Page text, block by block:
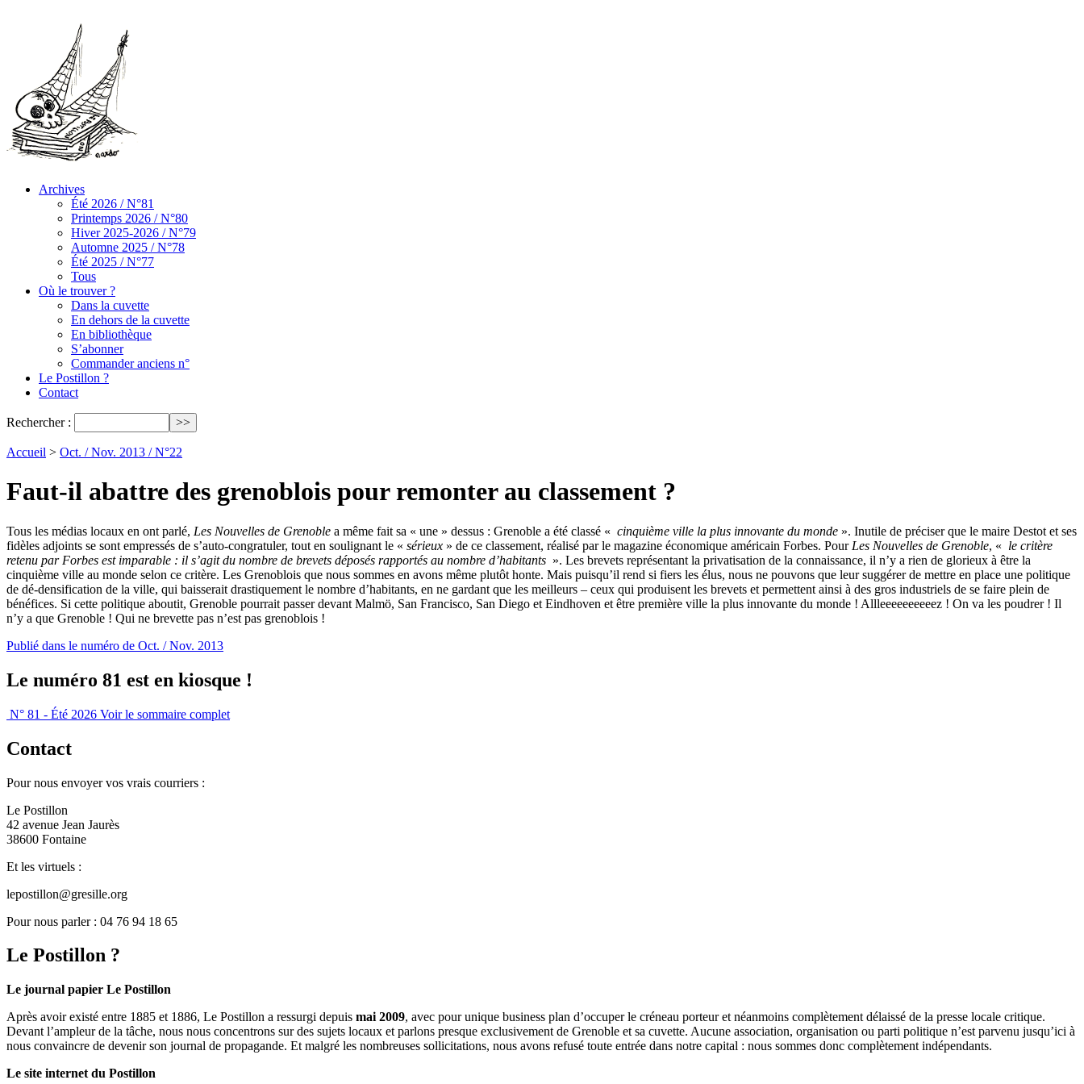
Archives
Été 2026 / N°81
Printemps 2026 / N°80
Hiver 2025-2026 / N°79
Automne 2025 / N°78
Été 2025 / N°77
Tous
Où le trouver ?
Dans la cuvette
En dehors de la cuvette
En bibliothèque
S’abonner
Commander anciens n°
Le Postillon ?
Contact
Rechercher :
Accueil > Oct. / Nov. 2013 / N°22
Faut-il abattre des grenoblois pour remonter au classement ?
Tous les médias locaux en ont parlé, Les Nouvelles de Grenoble a même fait sa « une » dessus : Grenoble a été classé « cinquième ville la plus innovante du monde ». Inutile de préciser que le maire Destot et ses
fidèles adjoints se sont empressés de s’auto-congratuler, tout en soulignant le « sérieux » de ce classement, réalisé par le magazine économique américain Forbes. PourLes Nouvelles de Grenoble, « le critère
retenu par Forbes est imparable : il s’agit du nombre de brevets déposés rapportés au nombre d’habitants ». Les brevets représentant la privatisation de la connaissance, il n’y a rien de glorieux à être la
cinquième ville au monde selon ce critère. Les Grenoblois que nous sommes en avons même plutôt honte. Mais puisqu’il rend si fiers les élus, nous ne pouvons que leur suggérer de mettre en place une politique
de dé-densification de la ville, qui baisserait drastiquement le nombre d’habitants, en ne gardant que les meilleurs – ceux qui produisent les brevets et permettent ainsi à des gros industriels de se faire plein de
bénéfices. Si cette politique aboutit, Grenoble pourrait passer devant Malmö, San Francisco, San Diego et Eindhoven et être première ville la plus innovante du monde ! Allleeeeeeeeeez ! On va les poudrer ! Il
n’y a que Grenoble ! Qui ne brevette pas n’est pas grenoblois !
Publié dans le numéro de Oct. / Nov. 2013
Le numéro 81 est en kiosque !
N° 81 - Été 2026 Voir le sommaire complet
Contact
Pour nous envoyer vos vrais courriers :
Le Postillon
42 avenue Jean Jaurès
38600 Fontaine
Et les virtuels :
lepostillon@gresille.org
Pour nous parler : 04 76 94 18 65
Le Postillon ?
Le journal papier Le Postillon
Après avoir existé entre 1885 et 1886, Le Postillon a ressurgi depuis mai 2009, avec pour unique business plan d’occuper le créneau porteur et néanmoins complètement délaissé de la presse locale critique.
Devant l’ampleur de la tâche, nous nous concentrons sur des sujets locaux et parlons presque exclusivement de Grenoble et sa cuvette. Aucune association, organisation ou parti politique n’est parvenu jusqu’ici à
nous convaincre de devenir son journal de propagande. Et malgré les nombreuses sollicitations, nous avons refusé toute entrée dans notre capital : nous sommes donc complètement indépendants.
Le site internet du Postillon